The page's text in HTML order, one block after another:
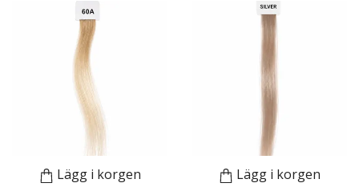
Lägg i korgen Lägg i korgen